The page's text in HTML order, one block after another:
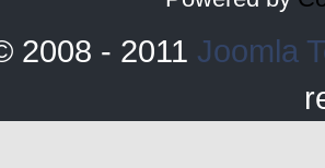
2008 - 2011 Joomla